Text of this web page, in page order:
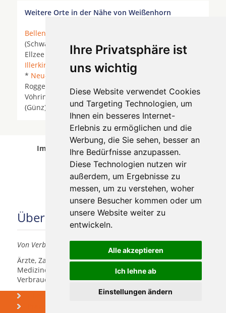
Ihre Privatsphäre ist
uns wichtig
Diese Website verwendet Cookies
und Targeting Technologien, um
Ihnen ein besseres Internet-
Erlebnis zu ermöglichen und die
Werbung, die Sie sehen, besser an
Ihre Bedürfnisse anzupassen.
Diese Technologien nutzen wir
außerdem, um Ergebnisse zu
messen, um zu verstehen, woher
unsere Besucher kommen oder um
unsere Website weiter zu
entwickeln.
Alle akzeptieren
Ich lehne ab
Einstellungen ändern
Weitere Orte in der Nähe von Weißenhorn
Bellenberg
(Schwaben) *Buch bei Illertissen *Dietenheim*
Ellzee * Holzheim bei Neu-Ulm *Ichenhausen*
Illerkirchberg *Illerrieden*Illertissen
* Neu-Ulm Pfaffenhofen an der Roth
Roggenburg * Senden (Bayern) *
Senden (Iller)
*
Vöhringen (Iller) *Vöhringen Iller * Waldstetten
(Günz) *
Weissenhorn*Weißenhorn*
Implantologen in Weißenhorn wurde am 08
August 2026 aktualisiert.
Über uns
Von Verbrauchern für Verbraucher
Ärzte, Zahnärzte, Akustiker und andere
Medizindienstleister haben hier die Möglichkeit, sich
Verbrauchern vorzustellen.
Was kosten